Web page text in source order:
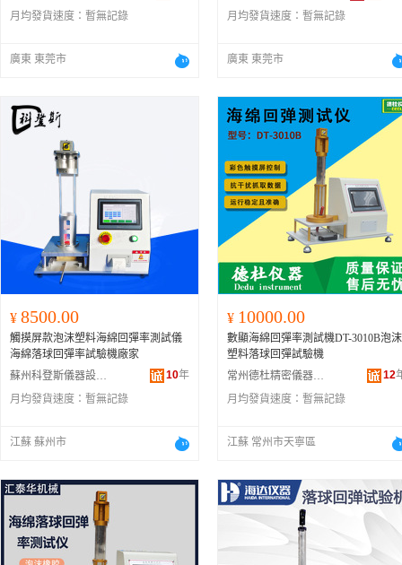
月均發貨速度： 暫無記錄
廣東 東莞市
月均發貨速度： 暫無記錄
廣東 東莞市
¥ 8500.00
觸摸屏款泡沫塑料海綿回彈率測試儀
海綿落球回彈率試驗機廠家
蘇州科登斯儀器設備有限公司
10年
月均發貨速度： 暫無記錄
江蘇 蘇州市
¥ 10000.00
數顯海綿回彈率測試機DT-3010B泡沫
塑料落球回彈試驗機
常州德杜精密儀器有限公司
12
月均發貨速度： 暫無記錄
江蘇 常州市天寧區